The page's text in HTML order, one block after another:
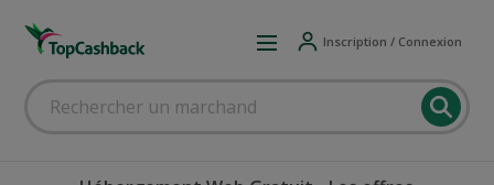
Inscription / Connexion